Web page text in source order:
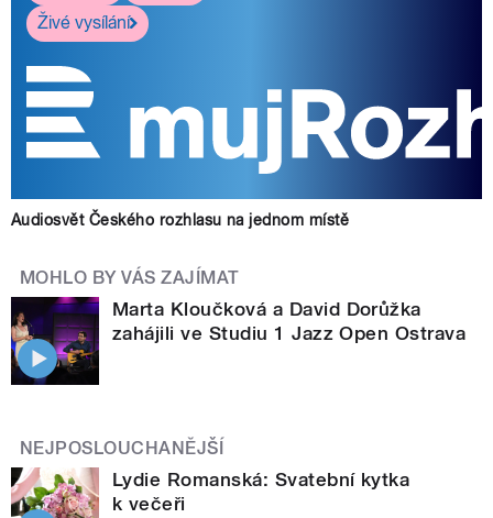
Živé vysílání
Audiosvět Českého rozhlasu na jednom místě
MOHLO BY VÁS ZAJÍMAT
Marta Kloučková a David Dorůžka
zahájili ve Studiu 1 Jazz Open Ostrava
NEJPOSLOUCHANĚJŠÍ
Lydie Romanská: Svatební kytka
k večeři